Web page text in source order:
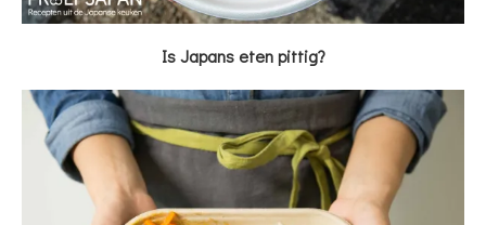
Is Japans eten pittig?